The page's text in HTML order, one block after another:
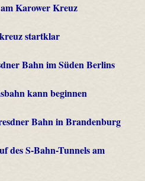
Karower Kreuz
startklar
Bahn im Süden Berlins
kann beginnen
Bahn in Brandenburg
des S-Bahn-Tunnels am